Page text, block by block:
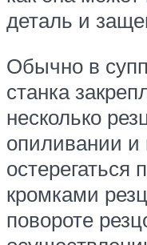
деталь и
Обычно в
станка
несколько
опиливании и
остерегаться
кромками
повороте